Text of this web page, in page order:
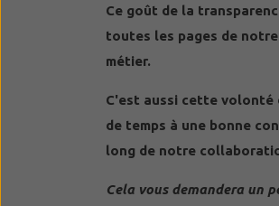
Ce goût de la
toutes les pages de
métier.
C'est aussi cette volonté
de temps à une bonne
long de notre
Cela vous demandera un